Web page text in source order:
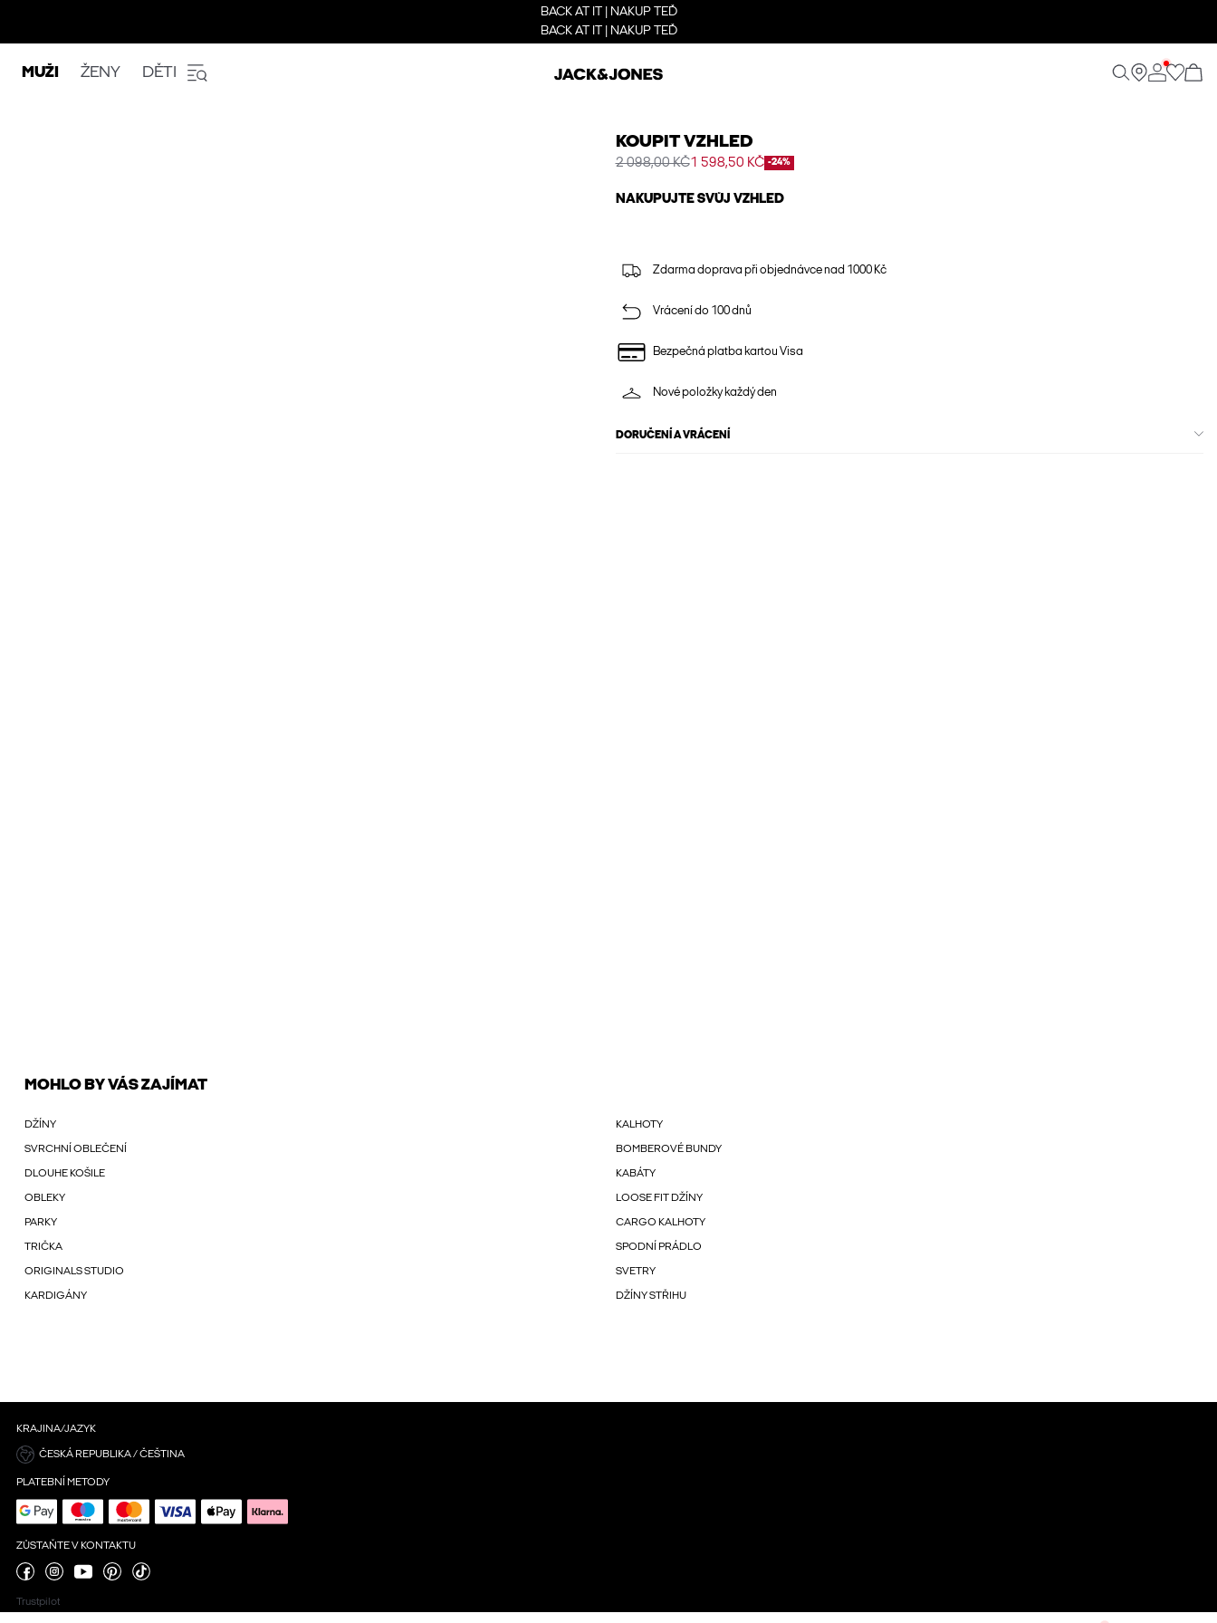
BACK AT IT | NAKUP TEĎ
BACK AT IT | NAKUP TEĎ
MUŽI ŽENY DĚTI
KOUPIT VZHLED
2 098,00 KČ1 598,50 KČ -24%
NAKUPUJTE SVŮJ VZHLED
Zdarma doprava při objednávce nad 1000 Kč
Vrácení do 100 dnů
Bezpečná platba kartou Visa
Nové položky každý den
DORUČENÍ A VRÁCENÍ
MOHLO BY VÁS ZAJÍMAT
DŽÍNY KALHOTY
SVRCHNÍ OBLEČENÍ BOMBEROVÉ BUNDY
DLOUHE KOŠILE KABÁTY
OBLEKY LOOSE FIT DŽÍNY
PARKY CARGO KALHOTY
TRIČKA SPODNÍ PRÁDLO
ORIGINALS STUDIO SVETRY
KARDIGÁNY DŽÍNY STŘIHU
KRAJINA/JAZYK
ČESKÁ REPUBLIKA / ČEŠTINA
PLATEBNÍ METODY
ZŮSTAŇTE V KONTAKTU
Trustpilot